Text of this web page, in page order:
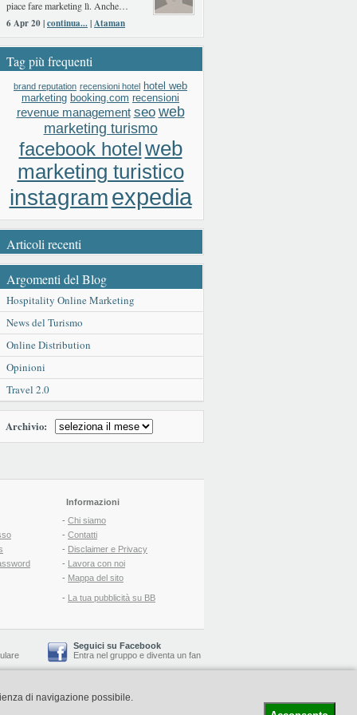
piace fare marketing lì. Anche…
6 Apr 20 |continua...|Ataman
Tag più frequenti
brand reputation recensioni hotel hotel web
marketing booking.com recensioni
revenue management seo web
marketing turismo
facebook hotelweb
marketing turistico
instagramexpedia
Articoli recenti
Argomenti del Blog
Hospitality Online Marketing
News del Turismo
Online Distribution
Opinioni
Travel 2.0
Archivio:
Informazioni
- Chi siamo
- Contatti
- Disclaimer e Privacy
- Lavora con noi
- Mappa del sito
- La tua pubblicità su BB
Seguici su Facebook
Entra nel gruppo e diventa un fan
Booking Blog™ -Il blog del Web Marketing Turistico
di navigazione possibile.